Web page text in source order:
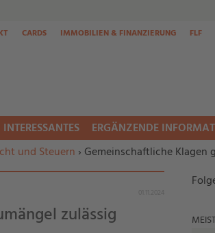
CARDS IMMOBILIEN & FINANZIERUNG FLF
und Steuern › Gemeinschaftliche Klagen
01.11.2024
zulässig
INTERESSANTES ERGÄNZENDE